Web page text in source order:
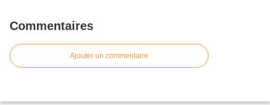
Commentaires
Ajouter un commentaire